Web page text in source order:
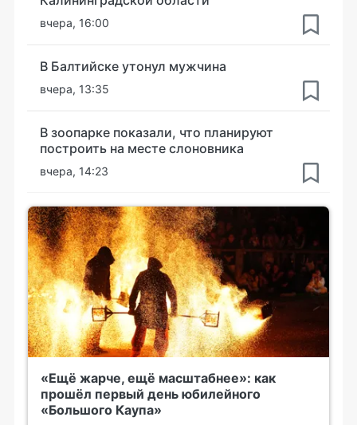
вчера, 16:00
В Балтийске утонул мужчина
вчера, 13:35
В зоопарке показали, что планируют
построить на месте слоновника
вчера, 14:23
«Ещё жарче, ещё масштабнее»: как
прошёл первый день юбилейного
«Большого Каупа»